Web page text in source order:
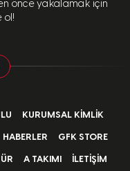
önce yakalamak için
ol!
KURUMSAL KIMLIK
HABERLER GFK STORE
A TAKIMI İLETIŞIM